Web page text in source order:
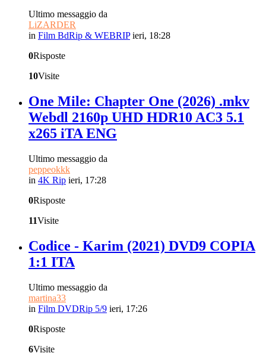
Ultimo messaggio da
LiZARDER
in Film BdRip & WEBRIP ieri, 18:28
0Risposte
10Visite
One Mile: Chapter One (2026) .mkv
Webdl 2160p UHD HDR10 AC3 5.1
x265 iTA ENG
Ultimo messaggio da
peppeokkk
in 4K Rip ieri, 17:28
0Risposte
11Visite
Codice - Karim (2021) DVD9 COPIA
1:1 ITA
Ultimo messaggio da
martina33
in Film DVDRip 5/9 ieri, 17:26
0Risposte
6Visite